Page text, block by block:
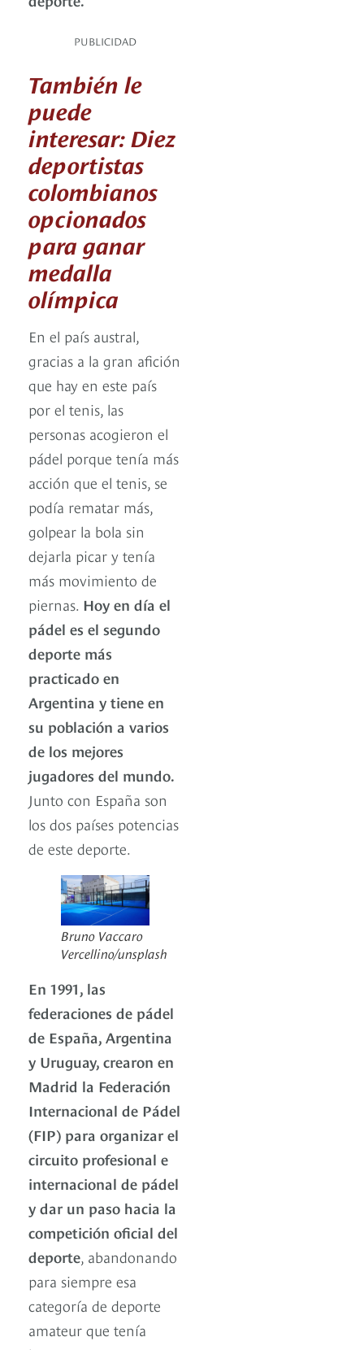
PUBLICIDAD
También le
puede
interesar: Diez
deportistas
colombianos
opcionados
para ganar
medalla
olímpica
En el país austral,
gracias a la gran afición
que hay en este país
por el tenis, las
personas acogieron el
pádel porque tenía más
acción que el tenis, se
podía rematar más,
golpear la bola sin
dejarla picar y tenía
más movimiento de
piernas. Hoy en día el
pádel es el segundo
deporte más
practicado en
Argentina y tiene en
su población a varios
de los mejores
jugadores del mundo.
Junto con España son
los dos países potencias
de este deporte.
Bruno Vaccaro
Vercellino/unsplash
En 1991, las
federaciones de pádel
de España, Argentina
y Uruguay, crearon en
Madrid la Federación
Internacional de Pádel
(FIP) para organizar el
circuito profesional e
internacional de pádel
y dar un paso hacia la
competición oficial del
deporte , abandonando
para siempre esa
categoría de deporte
amateur que tenía